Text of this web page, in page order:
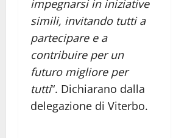
impegnarsi in iniziative
simili, invitando tutti a
partecipare e a
contribuire per un
futuro migliore per
tutti“. Dichiarano dalla
delegazione di Viterbo.